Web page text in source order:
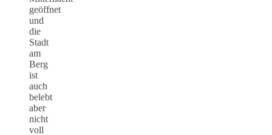
geöffnet
und
die
Stadt
am
Berg
ist
auch
belebt
aber
nicht
voll